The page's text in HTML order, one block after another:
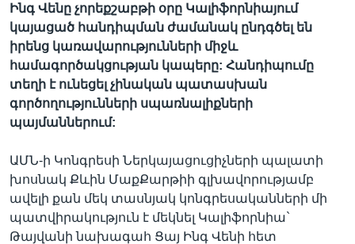
Ինգ Վենը չորեքշաբթի օրը Կալիֆորնիայում
կայացած հանդիպման ժամանակ ընդգծել են
իրենց կառավարությունների միջև
համագործակցության կապերը: Հանդիպումը
տեղի է ունեցել չինական պատասխան
գործողությունների սպառնալիքների
պայմաններում:
ԱՄՆ-ի Կոնգրեսի Ներկայացուցիչների պալատի
խոսնակ Քևին ՄաքՔարթիի գլխավորությամբ
ավելի քան մեկ տասնյակ կոնգրեսականների մի
պատվիրակություն է մեկնել Կալիֆորնիա`
Թայվանի նախագահ Ցայ Ինգ Վենի հետ